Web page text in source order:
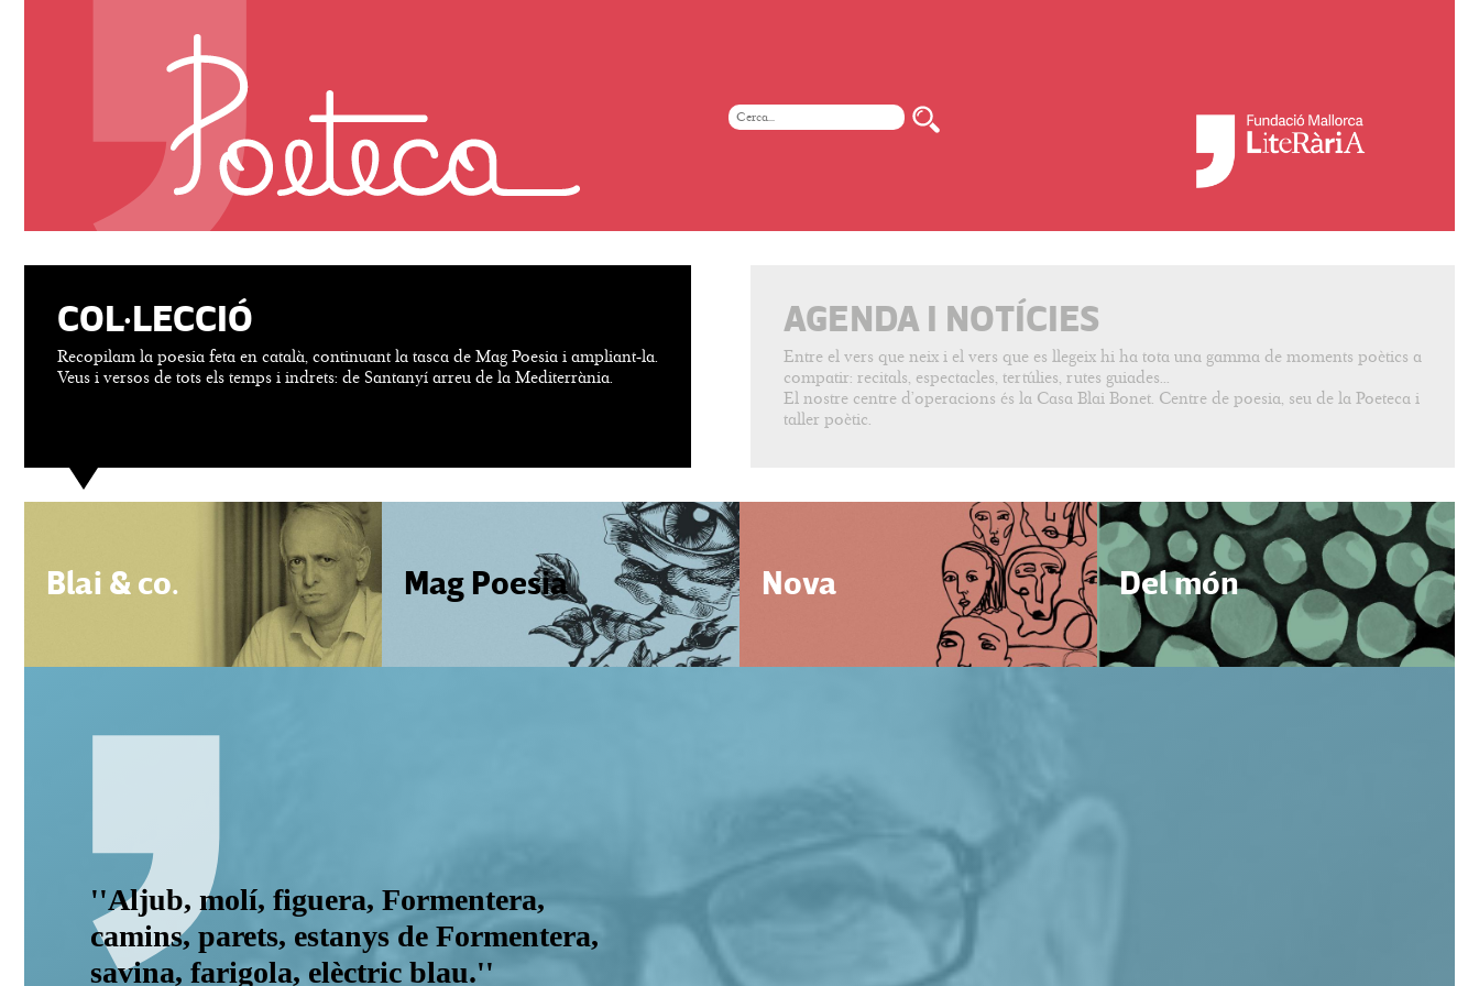
COL·LECCIÓ
Recopilam la poesia feta en català, continuant la tasca de Mag Poesia i ampliant-la.
Veus i versos de tots els temps i indrets: de Santanyí arreu de la Mediterrània.
AGENDA I NOTÍCIES
Entre el vers que neix i el vers que es llegeix hi ha tota una gamma de moments poètics a
compatir: recitals, espectacles, tertúlies, rutes guiades...
El nostre centre d’operacions és la Casa Blai Bonet. Centre de poesia, seu de la Poeteca i
taller poètic.
Blai & co. Mag Poesia Nova Del món
''Aljub, molí, figuera, Formentera,
camins, parets, estanys de Formentera,
savina, farigola, elèctric blau.''